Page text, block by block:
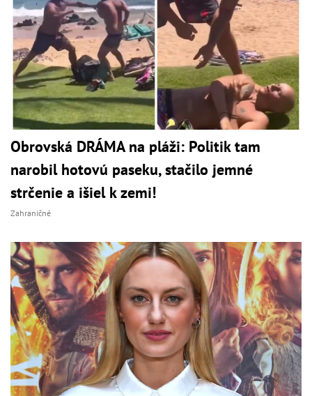
Obrovská DRÁMA na pláži: Politik tam
narobil hotovú paseku, stačilo jemné
strčenie a išiel k zemi!
Zahraničné